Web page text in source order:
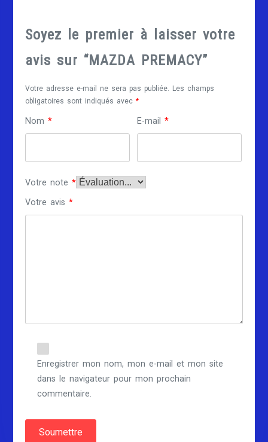
Soyez le premier à laisser votre
avis sur “MAZDA PREMACY”
Votre adresse e-mail ne sera pas publiée. Les champs
obligatoires sont indiqués avec*
Nom* E-mail*
Votre note*
Votre avis*
Enregistrer mon nom, mon e-mail et mon site
dans le navigateur pour mon prochain
commentaire.